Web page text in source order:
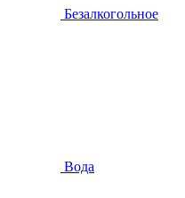
Безалкогольное
Вода